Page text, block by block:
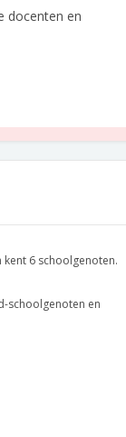
docenten en
6 schoolgenoten.
schoolgenoten en